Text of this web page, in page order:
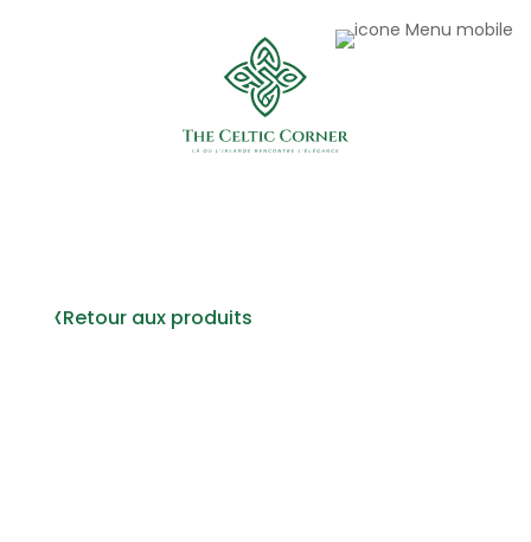
‹Retour aux produits